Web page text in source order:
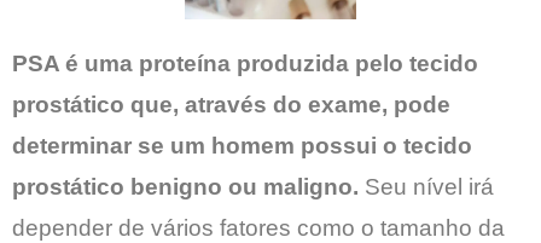
PSA é uma proteína produzida pelo tecido
prostático que, através do exame, pode
determinar se um homem possui o tecido
prostático benigno ou maligno. Seu nível irá
depender de vários fatores como o tamanho da